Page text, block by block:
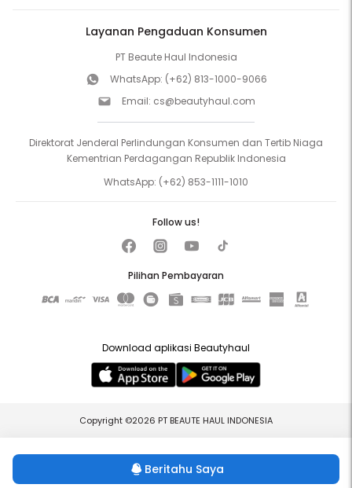
Beritahu Saya
Layanan Pengaduan Konsumen
PT Beaute Haul Indonesia
WhatsApp: (+62) 813-1000-9066
Email: cs@beautyhaul.com
Direktorat Jenderal Perlindungan Konsumen dan Tertib Niaga
Kementrian Perdagangan Republik Indonesia
WhatsApp: (+62) 853-1111-1010
Pilihan Pembayaran
Follow us!
Download aplikasi Beautyhaul
Copyright ©2026 PT BEAUTE HAUL INDONESIA